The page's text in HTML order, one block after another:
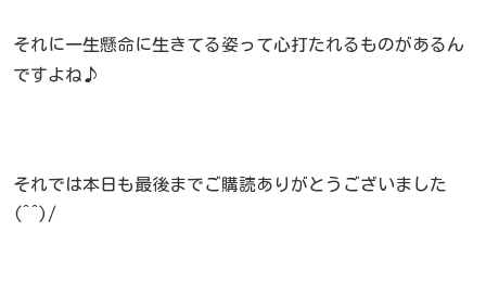
それに一生懸命に生きてる姿って心打たれるものがあるん
ですよね♪
それでは本日も最後までご購読ありがとうございました
(^^)/